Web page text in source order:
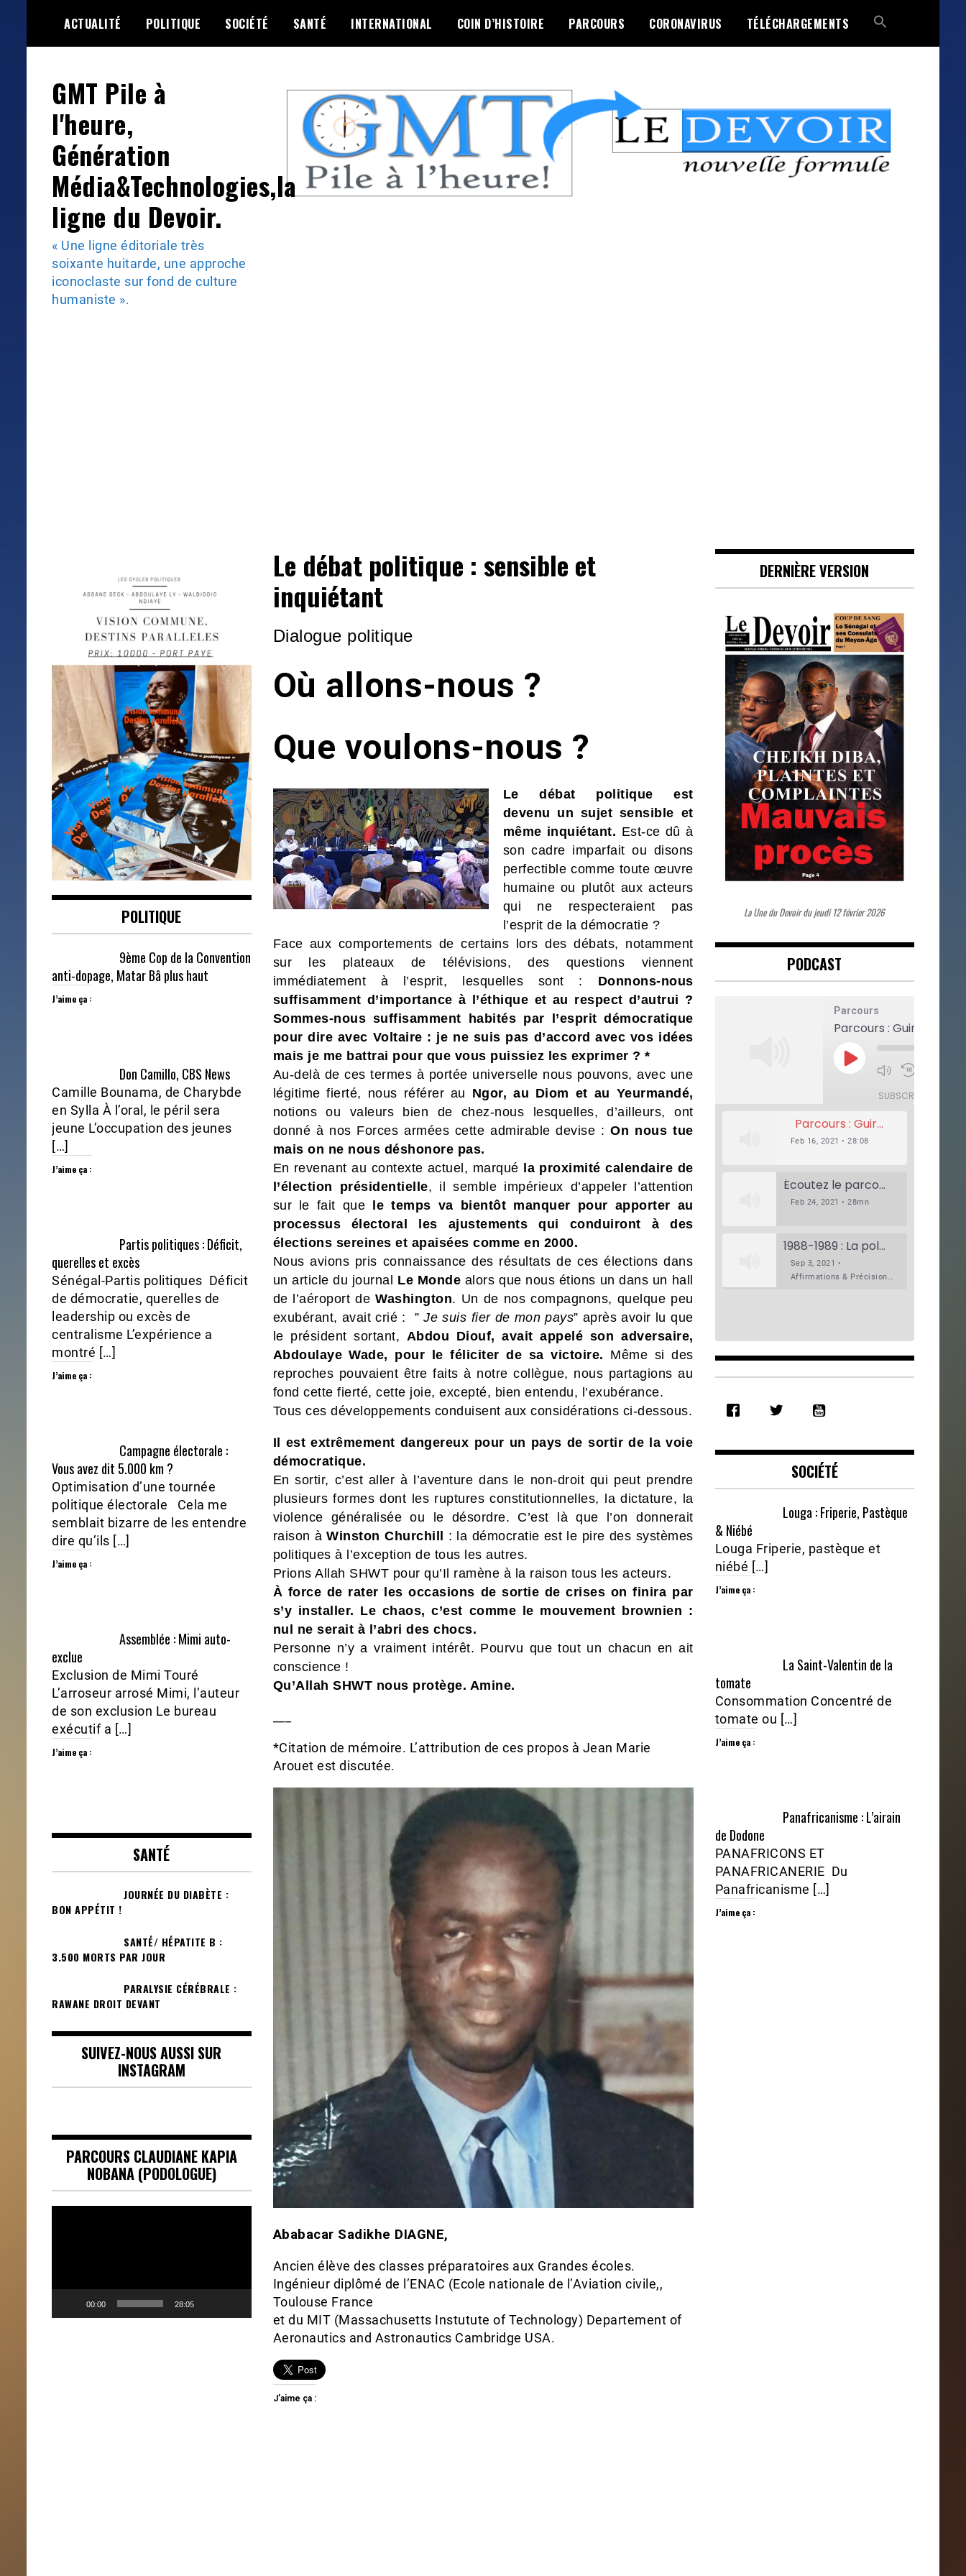
content
ACTUALITÉ POLITIQUE SOCIÉTÉ SANTÉ INTERNATIONAL COIN D’HISTOIRE PARCOURS CORONAVIRUS TÉLÉCHARGEMENTS
GMT Pile à
l'heure,
Génération
Média&Technologies,la
ligne du Devoir.
« Une ligne éditoriale très
soixante huitarde, une approche
iconoclaste sur fond de culture
humaniste ».
Le débat politique : sensible et
inquiétant
Dialogue politique
Où allons-nous ?
Que voulons-nous ?
Le débat politique est
devenu un sujet sensible et
même inquiétant. Est-ce dû à
son cadre imparfait ou disons
perfectible comme toute œuvre
humaine ou plutôt aux acteurs
qui ne respecteraient pas
l’esprit de la démocratie ?
Face aux comportements de certains lors des débats, notamment
sur les plateaux de télévisions, des questions viennent
immédiatement à l’esprit, lesquelles sont : Donnons-nous
suffisamment d’importance à l’éthique et au respect d’autrui ?
Sommes-nous suffisamment habités par l’esprit démocratique
pour dire avec Voltaire : je ne suis pas d’accord avec vos idées
mais je me battrai pour que vous puissiez les exprimer ? *
Au-delà de ces termes à portée universelle nous pouvons, avec une
légitime fierté, nous référer au Ngor, au Diom et au Yeurmandé,
notions ou valeurs bien de chez-nous lesquelles, d’ailleurs, ont
donné à nos Forces armées cette admirable devise :On nous tue
mais on ne nous déshonore pas.
En revenant au contexte actuel, marqué
la proximité calendaire de
l’élection présidentielle, il semble impérieux d’appeler l’attention
sur le fait que
le temps va bientôt manquer pour apporter au
processus électoral les ajustements qui conduiront à des
élections sereines et apaisées comme en 2000.
Nous avions pris connaissance des résultats de ces élections dans
un article du journal Le Monde alors que nous étions un dans un hall
de l’aéroport deWashington. Un de nos compagnons, quelque peu
exubérant, avait crié : ”Je suis fier de mon pays” après avoir lu que
le président sortant, Abdou Diouf, avait appelé son adversaire,
Abdoulaye Wade, pour le féliciter de sa victoire. Même si des
reproches pouvaient être faits à notre collègue, nous partagions au
fond cette fierté, cette joie, excepté, bien entendu, l’exubérance.
Tous ces développements conduisent aux considérations ci-dessous.
Il est extrêmement dangereux pour un pays de sortir de la voie
démocratique.
En sortir, c’est aller à l’aventure dans le non-droit qui peut prendre
plusieurs formes dont les ruptures constitutionnelles, la dictature, la
violence généralisée ou le désordre. C’est là que l’on donnerait
raison àWinston Churchill
: la démocratie est le pire des systèmes
politiques à l’exception de tous les autres.
Prions Allah SHWT pour qu’Il ramène à la raison tous les acteurs.
À force de rater les occasions de sortie de crises on finira par
s’y installer. Le chaos, c’est comme le mouvement brownien :
nul ne serait à l’abri des chocs.
Personne n’y a vraiment intérêt. Pourvu que tout un chacun en ait
conscience !
Qu’Allah SHWT nous protège. Amine.
*Citation de mémoire. L’attribution de ces propos à Jean Marie
Arouet est discutée.
Ababacar Sadikhe DIAGNE,
Ancien élève des classes préparatoires aux Grandes écoles.
Ingénieur diplômé de l’ENAC (Ecole nationale de l’Aviation civile,,
Toulouse France
et du MIT (Massachusetts Instutute of Technology) Departement of
Aeronautics and Astronautics Cambridge USA.
J’aime ça :
POLITIQUE
9ème Cop de la Convention
anti-dopage, Matar Bâ plus haut
J’aime ça :
Don Camillo, CBS News
Camille Bounama, de Charybde
en Sylla À l’oral, le péril sera
jeune L’occupation des jeunes
[…]
J’aime ça :
Partis politiques : Déficit,
querelles et excès
Sénégal-Partis politiques Déficit
de démocratie, querelles de
leadership ou excès de
centralisme L’expérience a
montré […]
J’aime ça :
Campagne électorale :
Vous avez dit 5.000 km ?
Optimisation d’une tournée
politique électorale Cela me
semblait bizarre de les entendre
dire qu’ils […]
J’aime ça :
Assemblée : Mimi auto-
exclue
Exclusion de Mimi Touré
L’arroseur arrosé Mimi, l’auteur
de son exclusion Le bureau
exécutif a […]
J’aime ça :
SANTÉ
JOURNÉE DU DIABÈTE :
BON APPÉTIT !
SANTÉ/ HÉPATITE B :
3.500 MORTS PAR JOUR
PARALYSIE CÉRÉBRALE :
RAWANE DROIT DEVANT
SUIVEZ-NOUS AUSSI SUR
INSTAGRAM
PARCOURS CLAUDIANE KAPIA
NOBANA (PODOLOGUE)
00:00 28:05
DERNIÈRE VERSION
La Une du Devoir du jeudi 12 février 2026
PODCAST
Parcours
Parcours : Guirassy
Play
Episode Mute/Unmute
Rewind
Seconds
SUBSCRIBE
RSS FEED
EMBED
Parcours : Guirassy
Feb 16, 2021 • 28:08
Écoutez le parcours de Claudiane Kapia Nobana (Podologue)
Feb 24, 2021 • 28mn
1988-1989 : La polémique de Guidimakha (Podcast)
Sep 3, 2021 •
Affirmations & Précisions Exécutions, déportations et répressions au Guidimakha (sud de la Mauritanie) de 1989 /1990 Peut-on les oublier nos victimes ? Au cours de nos recherches de mémoire de maîtrise (1997) intitulé (,), nous avons enquêté sur les noms des personnes victimes (mortes, rescapées et déportées) lors des événements…
SOCIÉTÉ
Louga : Friperie, Pastèque
& Niébé
Louga Friperie, pastèque et
niébé […]
J’aime ça :
La Saint-Valentin de la
tomate
Consommation Concentré de
tomate ou […]
J’aime ça :
Panafricanisme : L’airain
de Dodone
PANAFRICONS ET
PANAFRICANERIE Du
Panafricanisme […]
J’aime ça :